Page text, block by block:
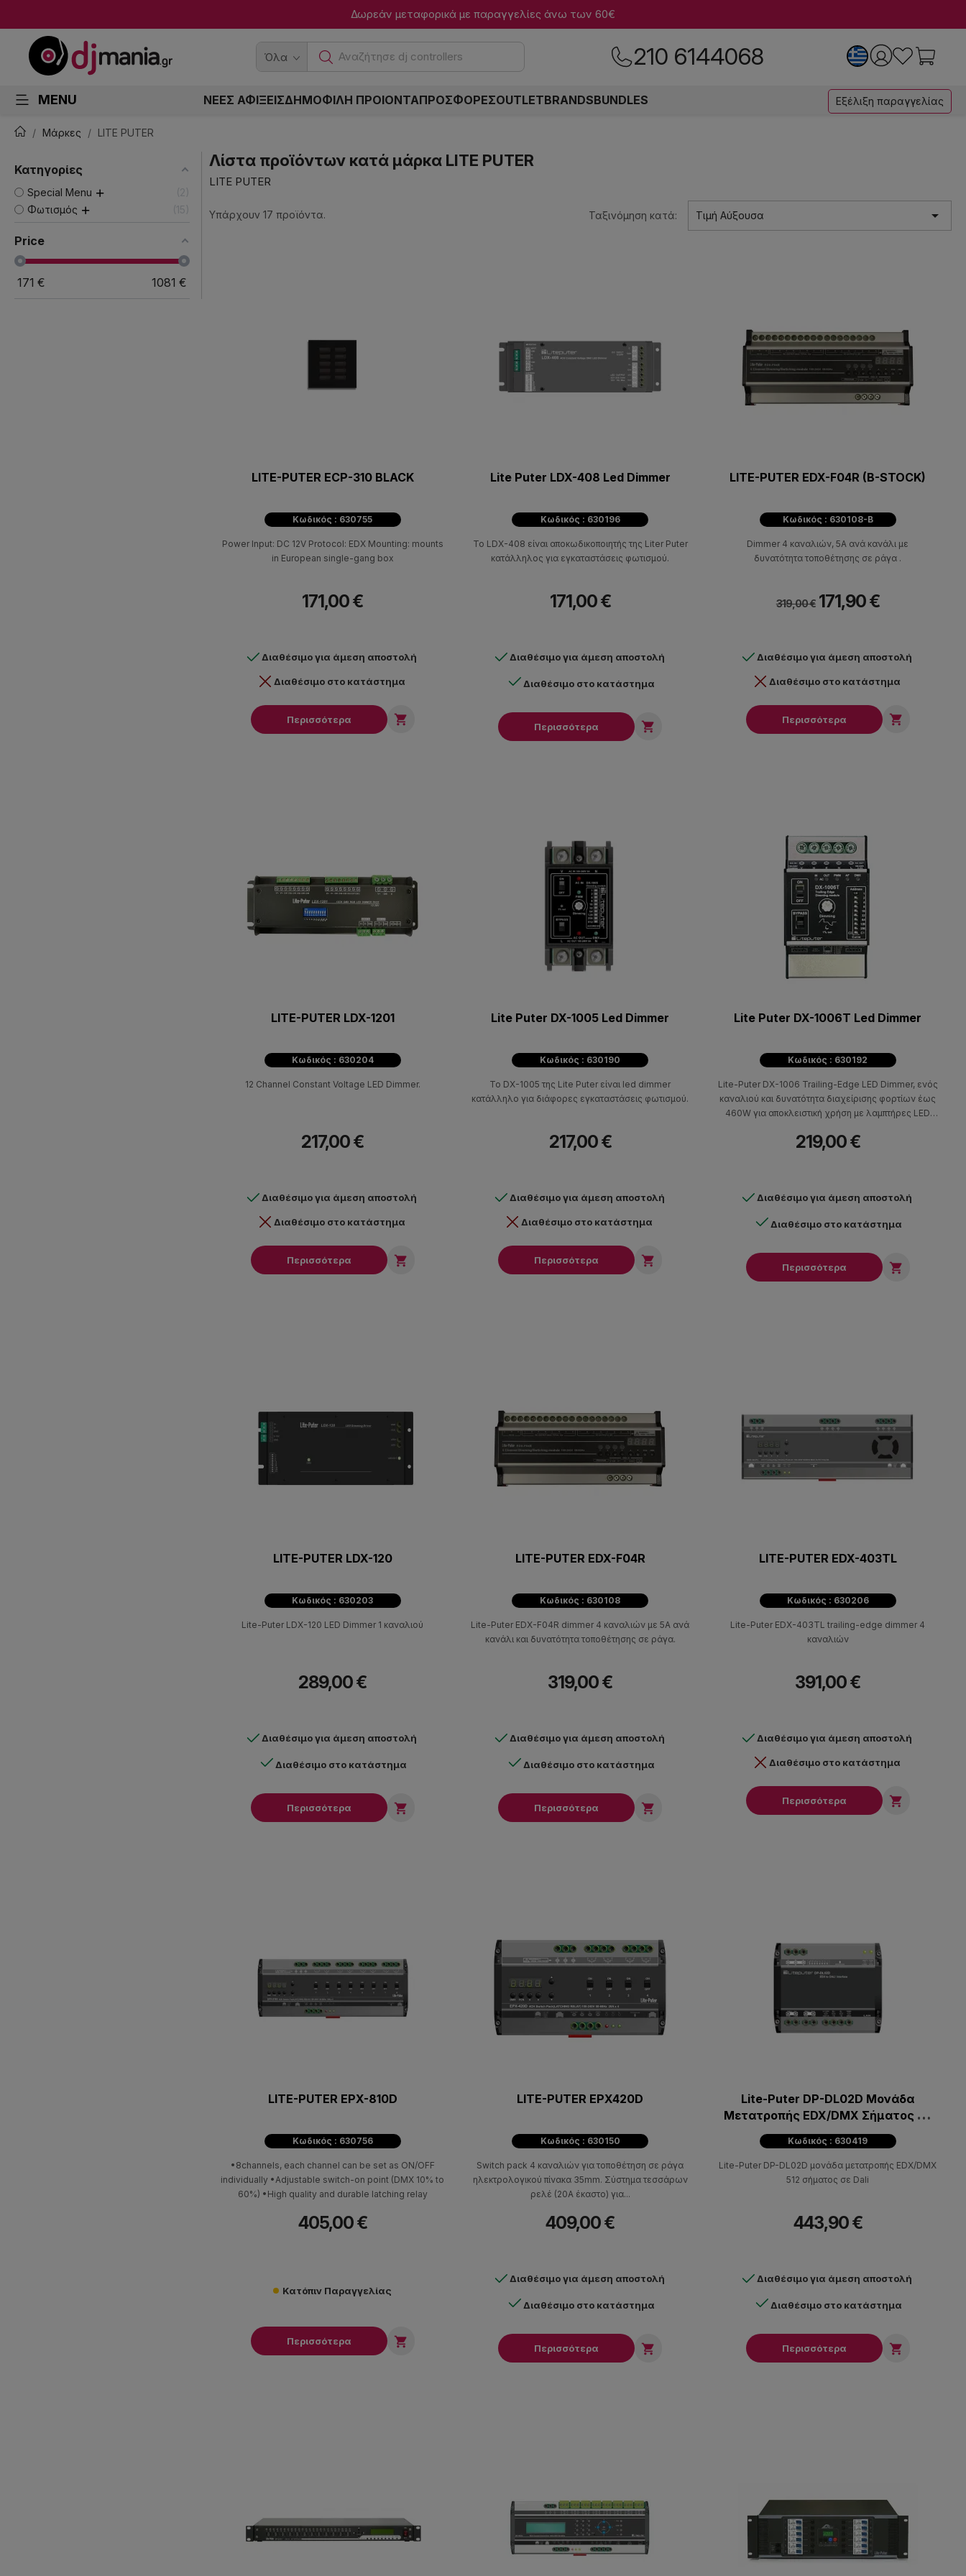
Δωρεάν μεταφορικά με παραγγελίες άνω των 60€
Όλα Ανα 210 6144068
MENU ΝΕΕΣ ΑΦΙΞΕΙΣΔΗΜΟΦΙΛΗ ΠΡΟΙΟΝΤΑΠΡΟΣΦΟΡΕΣOUTLETBRANDSBUNDLES Εξέλιξη παραγγελίας
Μάρκες LITE PUTER
Κατηγορίες
Special Menu
2
Φωτισμός
15
Price
171 € 1081 €
Λίστα προϊόντων κατά μάρκα LITE PUTER
LITE PUTER
Υπάρχουν 17 προϊόντα. Ταξινόμηση κατά: Τιμή Αύξουσα 
LITE-PUTER ECP-310 BLACK
Κωδικός : 630755
Power Input: DC 12V Protocol: EDX Mounting: mounts
in European single-gang box
171,00 €
Διαθέσιμο για άμεση αποστολή
Διαθέσιμο στο κατάστημα
Περισσότερα 
Lite Puter LDX-408 Led Dimmer
Κωδικός : 630196
Το LDX-408 είναι αποκωδικοποιητής της Liter Puter
κατάλληλος για εγκαταστάσεις φωτισμού.
171,00 €
Διαθέσιμο για άμεση αποστολή
Διαθέσιμο στο κατάστημα
Περισσότερα 
LITE-PUTER EDX-F04R (B-STOCK)
Κωδικός : 630108-B
Dimmer 4 καναλιών, 5Α ανά κανάλι με
δυνατότητα τοποθέτησης σε ράγα .
319,00 € 171,90 €
Διαθέσιμο για άμεση αποστολή
Διαθέσιμο στο κατάστημα
Περισσότερα 
LITE-PUTER LDX-1201
Κωδικός : 630204
12 Channel Constant Voltage LED Dimmer.
217,00 €
Διαθέσιμο για άμεση αποστολή
Διαθέσιμο στο κατάστημα
Περισσότερα 
Lite Puter DX-1005 Led Dimmer
Κωδικός : 630190
To DX-1005 της Lite Puter είναι led dimmer
κατάλληλο για διάφορες εγκαταστάσεις φωτισμού.
217,00 €
Διαθέσιμο για άμεση αποστολή
Διαθέσιμο στο κατάστημα
Περισσότερα 
Lite Puter DX-1006Τ Led Dimmer
Κωδικός : 630192
Lite-Puter DX-1006 Trailing-Edge LED Dimmer, ενός
καναλιού και δυνατότητα διαχείρισης φορτίων έως
460W για αποκλειστική χρήση με λαμπτήρες LED
leading edge τεχνολογία.
219,00 €
Διαθέσιμο για άμεση αποστολή
Διαθέσιμο στο κατάστημα
Περισσότερα 
LITE-PUTER LDX-120
Κωδικός : 630203
Lite-Puter LDX-120 LED Dimmer 1 καναλιού
289,00 €
Διαθέσιμο για άμεση αποστολή
Διαθέσιμο στο κατάστημα
Περισσότερα 
LITE-PUTER EDX-F04R
Κωδικός : 630108
Lite-Puter EDX-F04R dimmer 4 καναλιών με 5Α ανά
κανάλι και δυνατότητα τοποθέτησης σε ράγα.
319,00 €
Διαθέσιμο για άμεση αποστολή
Διαθέσιμο στο κατάστημα
Περισσότερα 
LITE-PUTER EDX-403TL
Κωδικός : 630206
Lite-Puter EDX-403TL trailing-edge dimmer 4
καναλιών
391,00 €
Διαθέσιμο για άμεση αποστολή
Διαθέσιμο στο κατάστημα
Περισσότερα 
LITE-PUTER EPX-810D
Κωδικός : 630756
•8channels, each channel can be set as ON/OFF
individually •Adjustable switch-on point (DMX 10% to
60%) •High quality and durable latching relay
405,00 €
Κατόπιν Παραγγελίας
Περισσότερα 
LITE-PUTER EPX420D
Κωδικός : 630150
Switch pack 4 καναλιών για τοποθέτηση σε ράγα
ηλεκτρολογικού πίνακα 35mm. Σύστημα τεσσάρων
ρελέ (20Α έκαστο) για...
409,00 €
Διαθέσιμο για άμεση αποστολή
Διαθέσιμο στο κατάστημα
Περισσότερα 
Lite-Puter DP-DL02D Μονάδα
Μετατροπής EDX/DMX Σήματος σε
Dali
Κωδικός : 630419
Lite-Puter DP-DL02D μονάδα μετατροπής EDX/DMX
512 σήματος σε Dali
443,90 €
Διαθέσιμο για άμεση αποστολή
Διαθέσιμο στο κατάστημα
Περισσότερα 